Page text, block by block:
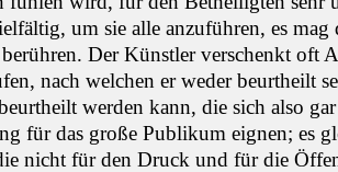
um sie alle anzuführen, es mag
Der Künstler verschenkt oft
nach welchen er weder beurtheilt
werden kann, die sich also
für das große Publikum eignen; es
nicht für den Druck und für die